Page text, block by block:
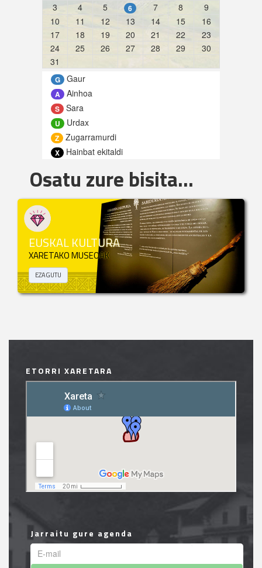
3
4 5 6 7 8
9
10
11 12 13 14 15
16
17
18 19 20 21 22
23
24
25 26 27 28 29
30
31
G Gaur
A Ainhoa
S Sara
U Urdax
Z Zugarramurdi
X Hainbat ekitaldi
Osatu zure bisita...
EUSKAL KULTURA
XARETAKO MUSEOAK
EZAGUTU
ETORRI XARETARA
Jarraitu gure agenda